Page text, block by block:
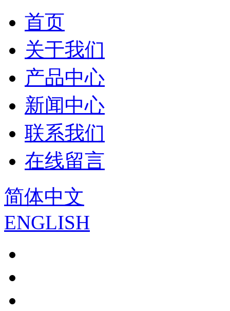
首页
关于我们
产品中心
新闻中心
联系我们
在线留言
简体中文
ENGLISH